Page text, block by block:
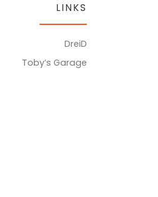
LINKS
DreiD
Toby’s Garage